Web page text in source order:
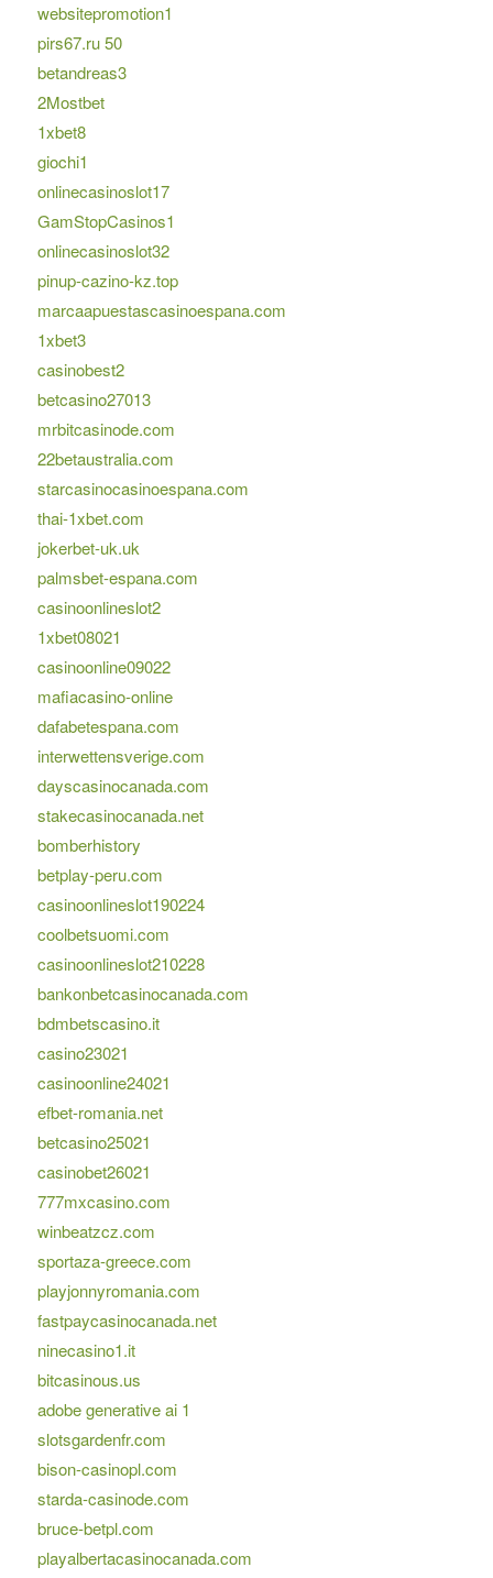
websitepromotion1
pirs67.ru 50
betandreas3
2Mostbet
1xbet8
giochi1
onlinecasinoslot17
GamStopCasinos1
onlinecasinoslot32
pinup-cazino-kz.top
marcaapuestascasinoespana.com
1xbet3
casinobest2
betcasino27013
mrbitcasinode.com
22betaustralia.com
starcasinocasinoespana.com
thai-1xbet.com
jokerbet-uk.uk
palmsbet-espana.com
casinoonlineslot2
1xbet08021
casinoonline09022
mafiacasino-online
dafabetespana.com
interwettensverige.com
dayscasinocanada.com
stakecasinocanada.net
bomberhistory
betplay-peru.com
casinoonlineslot190224
coolbetsuomi.com
casinoonlineslot210228
bankonbetcasinocanada.com
bdmbetscasino.it
casino23021
casinoonline24021
efbet-romania.net
betcasino25021
casinobet26021
777mxcasino.com
winbeatzcz.com
sportaza-greece.com
playjonnyromania.com
fastpaycasinocanada.net
ninecasino1.it
bitcasinous.us
adobe generative ai 1
slotsgardenfr.com
bison-casinopl.com
starda-casinode.com
bruce-betpl.com
playalbertacasinocanada.com